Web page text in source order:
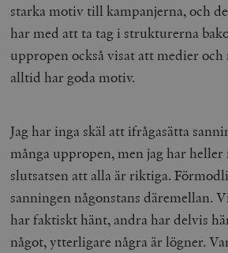
starka motiv till kampanjerna, och
har med att ta tag i strukturerna
uppropen också visat att medier
alltid har goda motiv.
Jag har inga skäl att ifrågasätta
många uppropen, men jag har heller
slutsatsen att alla är riktiga.
sanningen någonstans däremellan.
har faktiskt hänt, andra har delvis
något, ytterligare några är lögner.